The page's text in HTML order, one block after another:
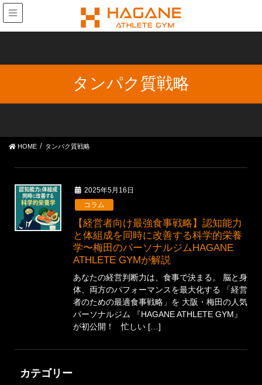
タンパク質戦略
HOME タンパク質戦略
2025年5月16日
コラム
【経営者向け最強食事戦略】認知能力
と体組成を同時に改善する科学的栄養
学〜梅田のパーソナルジムHAGANE
ATHLETE GYMが解説
あなたの経営判断力は、食事で決まる。 脳と身
体、両方のパフォーマンスを最大化する 「経営
者のための最適食事戦略」を 大阪・梅田の人気
パーソナルジム 『HAGANE ATHLETE GYM』
が初公開！ 忙しい […]
カテゴリー